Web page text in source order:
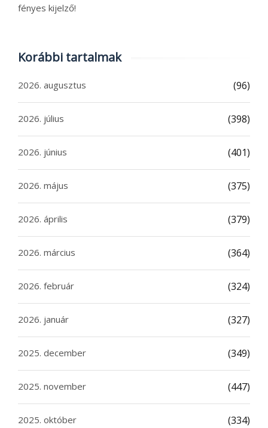
fényes kijelző!
Korábbi tartalmak
2026. augusztus (96)
2026. július (398)
2026. június (401)
2026. május (375)
2026. április (379)
2026. március (364)
2026. február (324)
2026. január (327)
2025. december (349)
2025. november (447)
2025. október (334)